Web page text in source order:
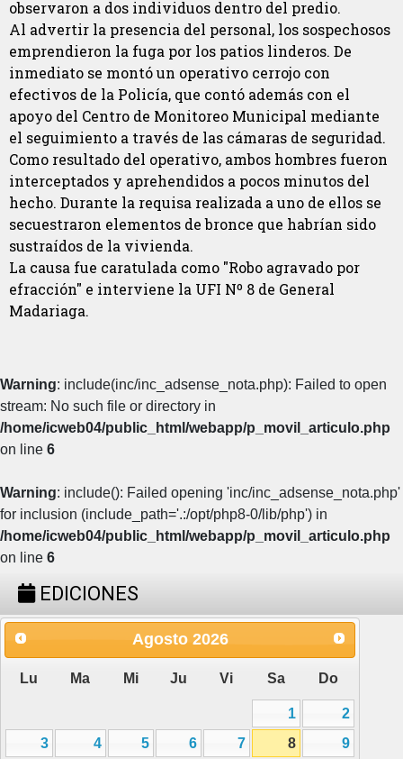
observaron a dos individuos dentro del predio.
Al advertir la presencia del personal, los sospechosos
emprendieron la fuga por los patios linderos. De
inmediato se montó un operativo cerrojo con
efectivos de la Policía, que contó además con el
apoyo del Centro de Monitoreo Municipal mediante
el seguimiento a través de las cámaras de seguridad.
Como resultado del operativo, ambos hombres fueron
interceptados y aprehendidos a pocos minutos del
hecho. Durante la requisa realizada a uno de ellos se
secuestraron elementos de bronce que habrían sido
sustraídos de la vivienda.
La causa fue caratulada como "Robo agravado por
efracción" e interviene la UFI Nº 8 de General
Madariaga.
Warning: include(inc/inc_adsense_nota.php): Failed to open
stream: No such file or directory in
/home/icweb04/public_html/webapp/p_movil_articulo.php
on line 6
Warning: include(): Failed opening 'inc/inc_adsense_nota.php'
for inclusion (include_path='.:/opt/php8-0/lib/php') in
/home/icweb04/public_html/webapp/p_movil_articulo.php
on line 6
EDICIONES
Agosto 2026
Lu Ma Mi Ju Vi Sa Do
1
2
3
4 5 6 7 8
9